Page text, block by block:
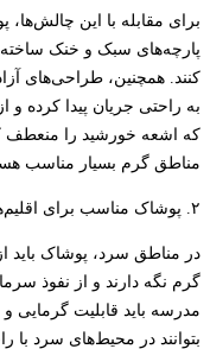
برای مقابله با این چالش‌ها،
پارچه‌های سبک و خنک
کنند. همچنین، طراحی‌های
به راحتی جریان پیدا کرده
که اشعه خورشید را منعطف
مناطق گرم بسیار مناسب
۲. پوشاک مناسب برای اقلیم‌های سرد
در مناطق سرد، پوشاک باید
گرم نگه دارند و از نفوذ
مدرسه باید قابلیت گرمایی و
بتوانند در محیط‌های سرد با